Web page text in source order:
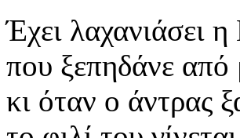
Έχει λαχανιάσει
που ξεπηδάνε από
κι όταν ο άντρας